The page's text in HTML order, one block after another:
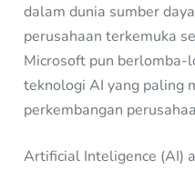
dalam dunia sumber
perusahaan terkemuka
Microsoft pun berlomba-
teknologi AI yang paling
perkembangan
Artificial Inteligence (AI)